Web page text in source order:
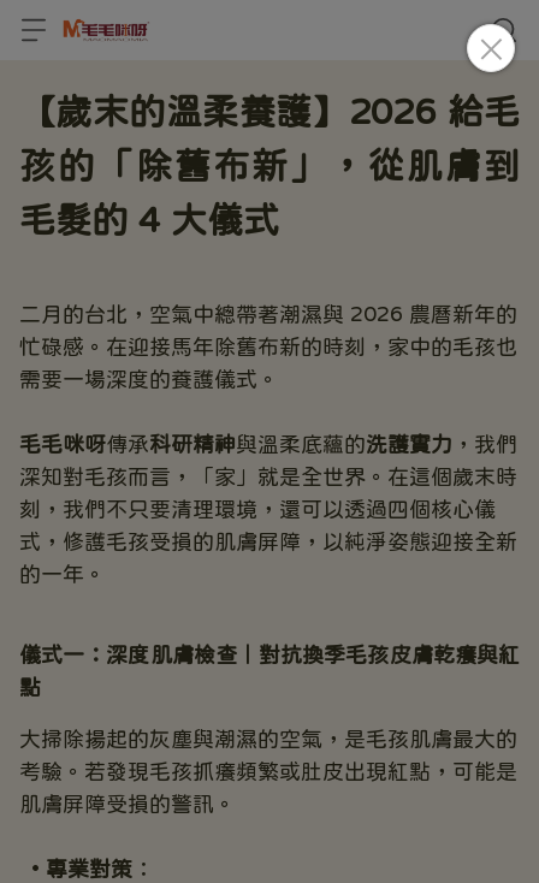
【歲末的溫柔養護】2026 給毛
孩的「除舊布新」，從肌膚到
毛髮的 4 大儀式
二月的台北，空氣中總帶著潮濕與 2026 農曆新年的
忙碌感。在迎接馬年除舊布新的時刻，家中的毛孩也
需要一場深度的養護儀式。
毛毛咪呀傳承科研精神與溫柔底蘊的洗護實力 ，我們
深知對毛孩而言，「家」就是全世界。在這個歲末時
刻，我們不只要清理環境，還可以透過四個核心儀
式，修護毛孩受損的肌膚屏障，以純淨姿態迎接全新
的一年。
儀式一：深度肌膚檢查｜對抗換季毛孩皮膚乾癢與紅
點
大掃除揚起的灰塵與潮濕的空氣，是毛孩肌膚最大的
考驗。若發現毛孩抓癢頻繁或肚皮出現紅點，可能是
肌膚屏障受損的警訊。
專業對策 ：